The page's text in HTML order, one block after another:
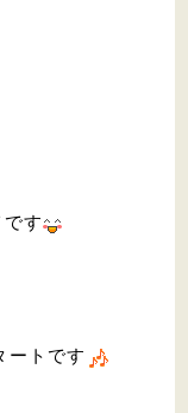
す
ートです